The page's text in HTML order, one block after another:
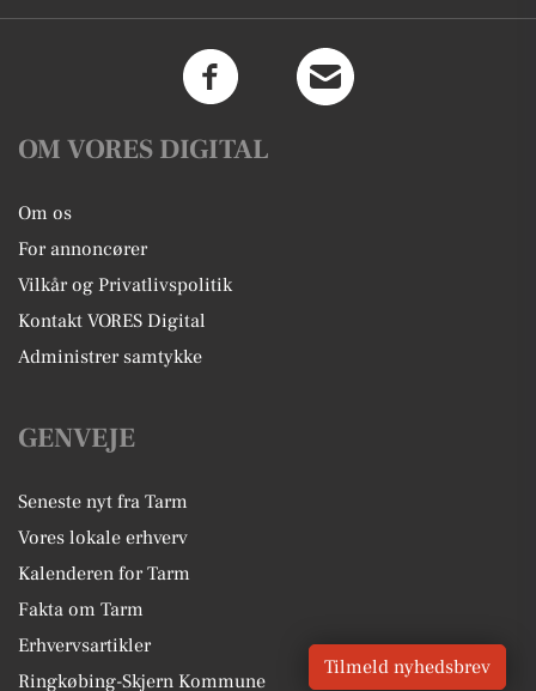
OM VORES DIGITAL
Om os
For annoncører
Vilkår og Privatlivspolitik
Kontakt VORES Digital
Administrer samtykke
GENVEJE
Seneste nyt fra Tarm
Vores lokale erhverv
Kalenderen for Tarm
Fakta om Tarm
Erhvervsartikler
Ringkøbing-Skjern Kommune
Tilmeld nyhedsbrev